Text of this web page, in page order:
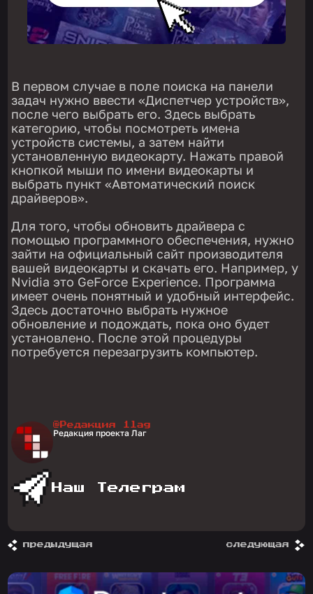
В первом случае в поле поиска на панели
задач нужно ввести «Диспетчер устройств»,
после чего выбрать его. Здесь выбрать
категорию, чтобы посмотреть имена
устройств системы, а затем найти
установленную видеокарту. Нажать правой
кнопкой мыши по имени видеокарты и
выбрать пункт «Автоматический поиск
драйверов».
Для того, чтобы обновить драйвера с
помощью программного обеспечения, нужно
зайти на официальный сайт производителя
вашей видеокарты и скачать его. Например, у
Nvidia это GeForce Experience. Программа
имеет очень понятный и удобный интерфейс.
Здесь достаточно выбрать нужное
обновление и подождать, пока оно будет
установлено. После этой процедуры
потребуется перезагрузить компьютер.
@Редакция 1lag
Редакция проекта Лаг
Наш Телеграм
предыдущая следующая